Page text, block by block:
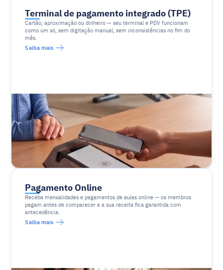
Terminal de pagamento integrado (TPE)
Cartão, aproximação ou dinheiro — seu terminal e PDV funcionam
como um só, sem digitação manual, sem inconsistências no fim do
mês.
Saiba mais
Pagamento Online
Receba mensalidades e pagamentos de aulas online — os membros
pagam antes de comparecer e a sua receita fica garantida com
antecedência.
Saiba mais